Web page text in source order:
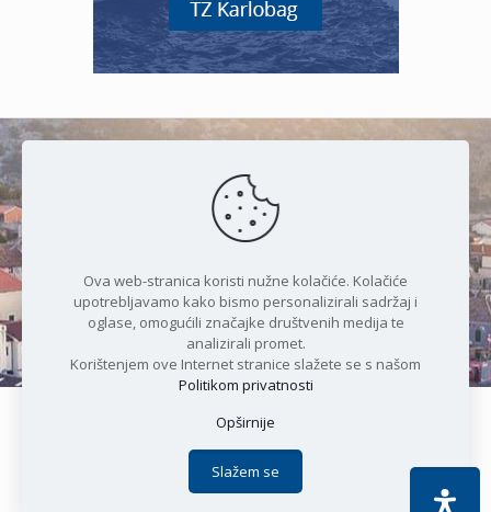
Čudesan spoj kristalnog mora i
prirode
Copyright © 2021 Općina Karlobag | Sva prava pridržana |
Politika privatnosti
Apoc IT
Ova web-stranica koristi nužne kolačiće. Kolačiće
upotrebljavamo kako bismo personalizirali sadržaj i
oglase, omogućili značajke društvenih medija te
analizirali promet.
Korištenjem ove Internet stranice slažete se s našom
Politikom privatnosti
Opširnije
Slažem se